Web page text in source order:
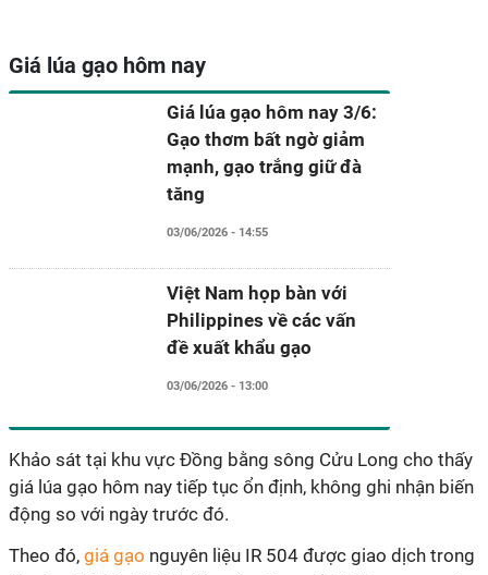
Giá lúa gạo hôm nay
Giá lúa gạo hôm nay 3/6:
Gạo thơm bất ngờ giảm
mạnh, gạo trắng giữ đà
tăng
03/06/2026 - 14:55
Việt Nam họp bàn với
Philippines về các vấn
đề xuất khẩu gạo
03/06/2026 - 13:00
Khảo sát tại khu vực Đồng bằng sông Cửu Long cho thấy
giá lúa gạo hôm nay tiếp tục ổn định, không ghi nhận biến
động so với ngày trước đó.
Theo đó, giá gạo nguyên liệu IR 504 được giao dịch trong